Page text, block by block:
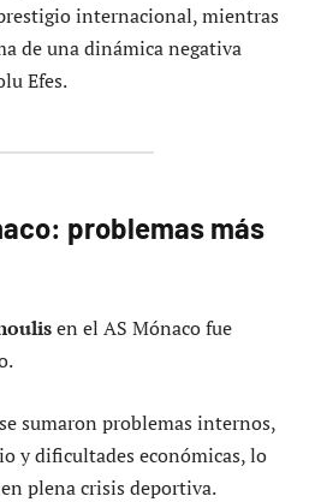
internacional, mientras
de una dinámica negativa
Efes.
problemas más
en el AS Mónaco fue
sumaron problemas internos,
y dificultades económicas, lo
plena crisis deportiva.